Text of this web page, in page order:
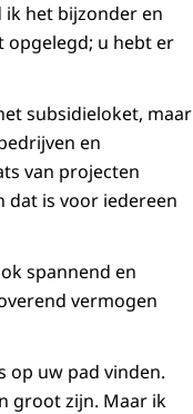
ik het bijzonder en
opgelegd; u hebt er
subsidieloket, maar
en
van projecten
dat is voor iedereen
spannend en
vermogen
op uw pad vinden.
groot zijn. Maar ik